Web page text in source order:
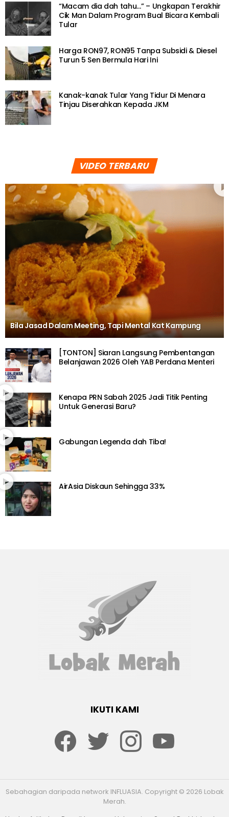
“Macam dia dah tahu…” – Ungkapan Terakhir
Cik Man Dalam Program Bual Bicara Kembali
Tular
Harga RON97, RON95 Tanpa Subsidi & Diesel
Turun 5 Sen Bermula Hari Ini
Kanak-kanak Tular Yang Tidur Di Menara
Tinjau Diserahkan Kepada JKM
VIDEO TERBARU
Bila Jasad Dalam Meeting, Tapi Mental Kat Kampung
[TONTON] Siaran Langsung Pembentangan
Belanjawan 2026 Oleh YAB Perdana Menteri
Kenapa PRN Sabah 2025 Jadi Titik Penting
Untuk Generasi Baru?
Gabungan Legenda dah Tiba!
AirAsia Diskaun Sehingga 33%
IKUTI KAMI
Sebahagian daripada network INFLUASIA. Copyright © 2026 Lobak
Merah.